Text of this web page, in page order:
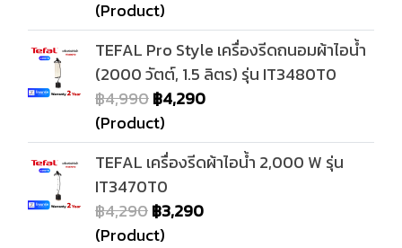
(Product)
TEFAL Pro Style เครื่องรีดถนอมผ้าไอน้ำ
(2000 วัตต์, 1.5 ลิตร) รุ่น IT3480T0
฿4,990฿4,290
(Product)
TEFAL เครื่องรีดผ้าไอน้ำ 2,000 W รุ่น
IT3470T0
฿4,290฿3,290
(Product)